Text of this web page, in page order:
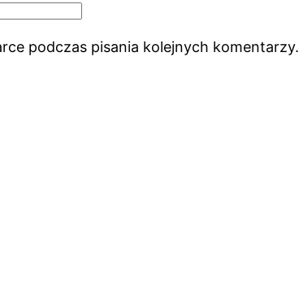
podczas pisania kolejnych komentarzy.